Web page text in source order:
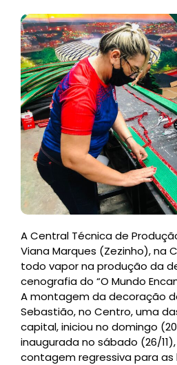
A Central Técnica de
Viana Marques (Zezinho), na
todo vapor na produção da
cenografia do “O Mundo
A montagem da decoração
Sebastião, no Centro, uma
capital, iniciou no domingo
inaugurada no sábado (26/
contagem regressiva para as